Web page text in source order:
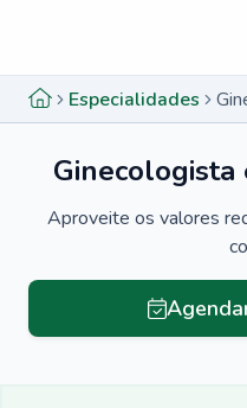
Especialidades
Ginecologista
Aproveite os valores